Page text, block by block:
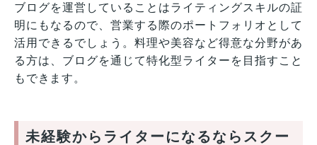
ブログを運営していることはライティングスキルの証
明にもなるので、営業する際のポートフォリオとして
活用できるでしょう。料理や美容など得意な分野があ
る方は、ブログを通じて特化型ライターを目指すこと
もできます。
未経験からライターになるならスクー